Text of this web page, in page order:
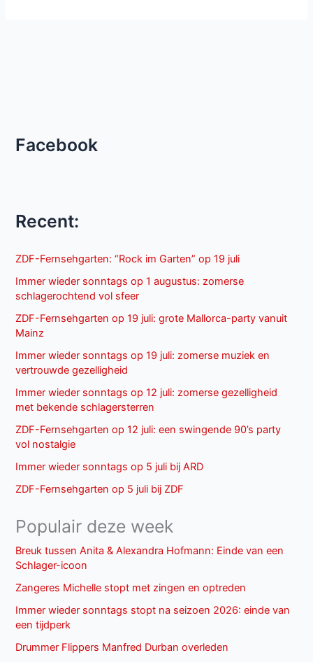
Facebook
Recent:
ZDF-Fernsehgarten: “Rock im Garten” op 19 juli
Immer wieder sonntags op 1 augustus: zomerse
schlagerochtend vol sfeer
ZDF-Fernsehgarten op 19 juli: grote Mallorca-party vanuit
Mainz
Immer wieder sonntags op 19 juli: zomerse muziek en
vertrouwde gezelligheid
Immer wieder sonntags op 12 juli: zomerse gezelligheid
met bekende schlagersterren
ZDF-Fernsehgarten op 12 juli: een swingende 90’s party
vol nostalgie
Immer wieder sonntags op 5 juli bij ARD
ZDF-Fernsehgarten op 5 juli bij ZDF
Populair deze week
Breuk tussen Anita & Alexandra Hofmann: Einde van een
Schlager-icoon
Zangeres Michelle stopt met zingen en optreden
Immer wieder sonntags stopt na seizoen 2026: einde van
een tijdperk
Drummer Flippers Manfred Durban overleden